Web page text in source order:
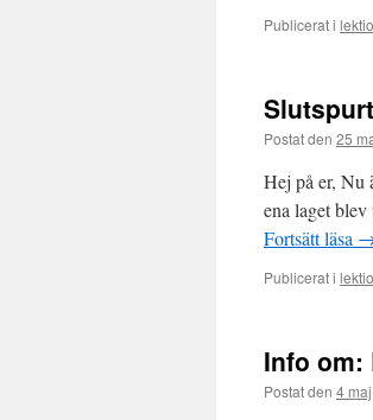
Publicerat i
Postat den 25
Hej på er, Nu
ena laget
Fortsätt läsa
Publicerat i
Info
Postat den 4